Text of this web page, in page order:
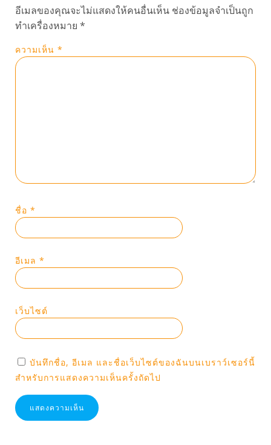
อีเมลของคุณจะไม่แสดงให้คนอื่นเห็น ช่องข้อมูลจำเป็นถูก
ทำเครื่องหมาย *
ความเห็น *
ชื่อ *
อีเมล *
เว็บไซต์
บันทึกชื่อ, อีเมล และชื่อเว็บไซต์ของฉันบนเบราว์เซอร์นี้
สำหรับการแสดงความเห็นครั้งถัดไป